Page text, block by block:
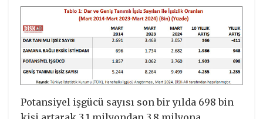
Potansiyel işgücü sayısı son bir yılda 698 bin